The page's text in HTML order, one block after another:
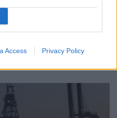
Access Privacy Policy
2023 o παγκόσμιος
– Δείτε